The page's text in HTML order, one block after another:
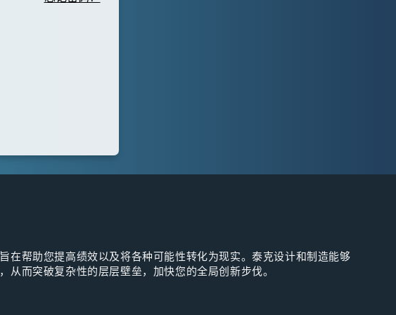
在帮助您提高绩效以及将各种可能性转化为现实。泰克设计和制造能够
从而突破复杂性的层层壁垒，加快您的全局创新步伐。